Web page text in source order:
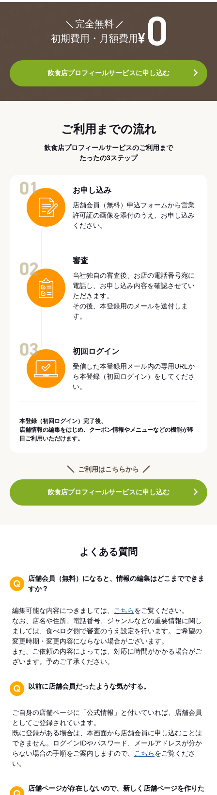
完全無料
初期費用・月額費用
飲食店プロフィールサービスに申し込む
ご利用までの流れ
飲食店プロフィールサービスのご利用まで
たったの3ステップ
お申し込み
店舗会員（無料）申込フォームから営業
許可証の画像を添付のうえ、お申し込み
ください。
審査
当社独自の審査後、お店の電話番号宛に
電話し、お申し込み内容を確認させてい
ただきます。
その後、本登録用のメールを送付しま
す。
初回ログイン
受信した本登録用メール内の専用URLか
ら本登録（初回ログイン）をしてくださ
い。
本登録（初回ログイン）完了後、
店舗情報の編集をはじめ、クーポン情報やメニューなどの機能が即
日ご利用いただけます。
ご利用はこちらから
飲食店プロフィールサービスに申し込む
よくある質問
店舗会員（無料）になると、情報の編集はどこまでできま
すか？
編集可能な内容につきましては、 こちらをご覧ください。
なお、店名や住所、電話番号、ジャンルなどの重要情報に関し
ましては、食べログ側で審査のうえ設定を行います。ご希望の
変更時期・変更内容にならない場合がございます。
また、ご依頼の内容によっては、対応に時間がかかる場合がご
ざいます。予めご了承ください。
以前に店舗会員だったような気がする。
ご自身の店舗ページに「公式情報」と付いていれば、店舗会員
としてご登録されています。
既に登録がある場合は、本画面から店舗会員に申し込むことは
できません。ログインIDやパスワード、メールアドレスが分か
らない場合の手順をご案内しますので、
こちらをご覧くださ
い。
店舗ページが存在しないので、新しく店舗ページを作りた